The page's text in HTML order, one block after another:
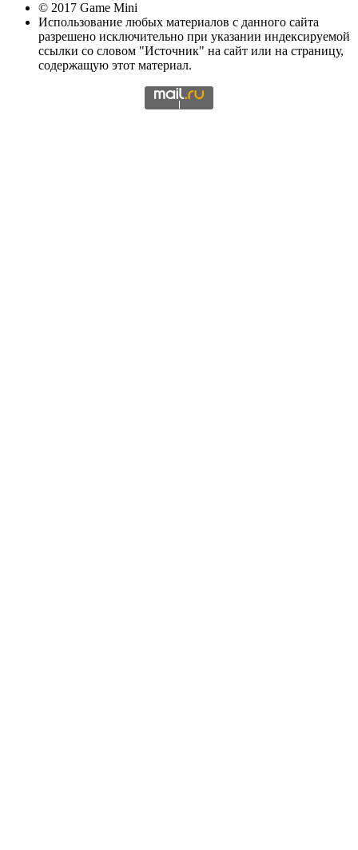
© 2017 Game Mini
Использование любых материалов с данного сайта
разрешено исключительно при указании индексируемой
ссылки со словом "Источник" на сайт или на страницу,
содержащую этот материал.